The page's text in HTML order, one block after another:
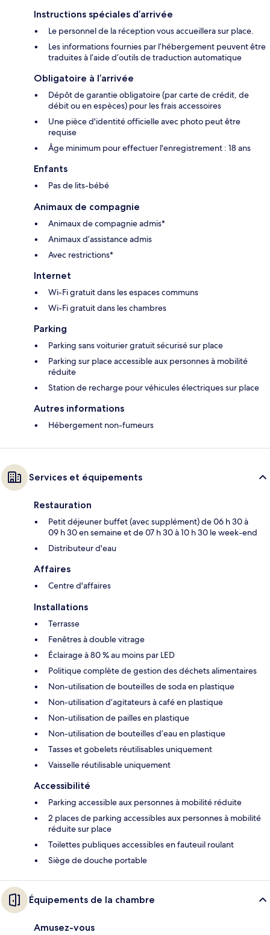
Instructions spéciales d’arrivée
Le personnel de la réception vous accueillera sur place.
Les informations fournies par l’hébergement peuvent être
traduites à l’aide d’outils de traduction automatique
Obligatoire à l’arrivée
Dépôt de garantie obligatoire (par carte de crédit, de
débit ou en espèces) pour les frais accessoires
Une pièce d'identité officielle avec photo peut être
requise
Âge minimum pour effectuer l'enregistrement : 18 ans
Enfants
Pas de lits-bébé
Animaux de compagnie
Animaux de compagnie admis*
Animaux d’assistance admis
Avec restrictions*
Internet
Wi-Fi gratuit dans les espaces communs
Wi-Fi gratuit dans les chambres
Parking
Parking sans voiturier gratuit sécurisé sur place
Parking sur place accessible aux personnes à mobilité
réduite
Station de recharge pour véhicules électriques sur place
Autres informations
Hébergement non-fumeurs
Services et équipements
Restauration
Petit déjeuner buffet (avec supplément) de 06 h 30 à
09 h 30 en semaine et de 07 h 30 à 10 h 30 le week-end
Distributeur d'eau
Affaires
Centre d'affaires
Installations
Terrasse
Fenêtres à double vitrage
Éclairage à 80 % au moins par LED
Politique complète de gestion des déchets alimentaires
Non-utilisation de bouteilles de soda en plastique
Non-utilisation d’agitateurs à café en plastique
Non-utilisation de pailles en plastique
Non-utilisation de bouteilles d’eau en plastique
Tasses et gobelets réutilisables uniquement
Vaisselle réutilisable uniquement
Accessibilité
Parking accessible aux personnes à mobilité réduite
2 places de parking accessibles aux personnes à mobilité
réduite sur place
Toilettes publiques accessibles en fauteuil roulant
Siège de douche portable
Équipements de la chambre
Amusez-vous